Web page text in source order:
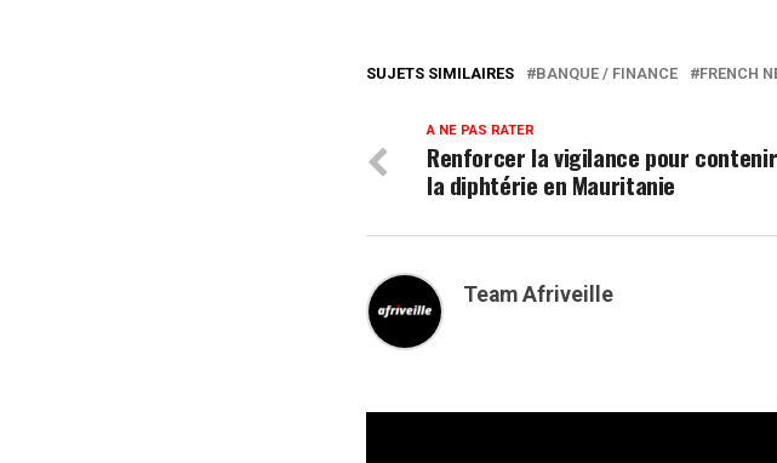
SUJETS SIMILAIRES BANQUE / FINANCE FRENCH
A NE PAS RATER
Renforcer la vigilance pour contenir
la diphtérie en Mauritanie
Team Afriveille